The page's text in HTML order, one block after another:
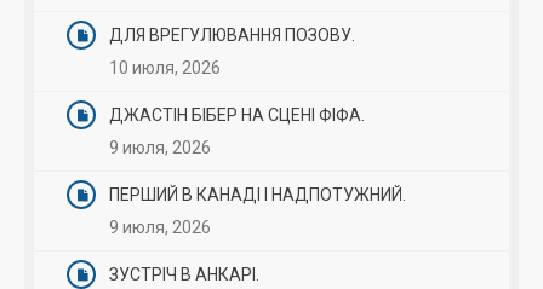
ДЛЯ ВРЕГУЛЮВАННЯ ПОЗОВУ.
10 июля, 2026
ДЖАСТІН БІБЕР НА СЦЕНІ ФІФА.
9 июля, 2026
ПЕРШИЙ В КАНАДІ І НАДПОТУЖНИЙ.
9 июля, 2026
ЗУСТРІЧ В АНКАРІ.